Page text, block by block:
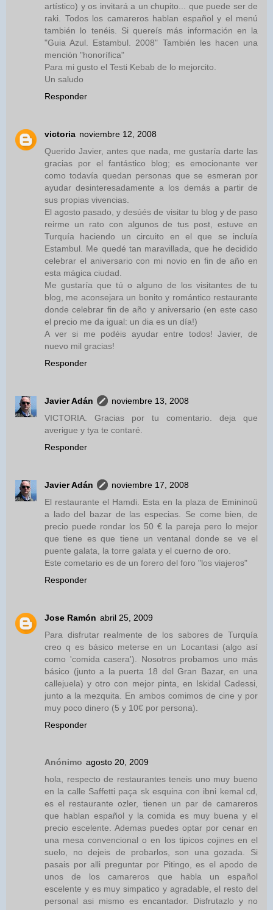
artístico) y os invitará a un chupito... que puede ser de
raki. Todos los camareros hablan español y el menú
también lo tenéis. Si quereís más información en la
"Guia Azul. Estambul. 2008" También les hacen una
mención "honorífica"
Para mi gusto el Testi Kebab de lo mejorcito.
Un saludo
Responder
victoria noviembre 12, 2008
Querido Javier, antes que nada, me gustaría darte las
gracias por el fantástico blog; es emocionante ver
como todavía quedan personas que se esmeran por
ayudar desinteresadamente a los demás a partir de
sus propias vivencias.
El agosto pasado, y desúés de visitar tu blog y de paso
reirme un rato con algunos de tus post, estuve en
Turquía haciendo un circuito en el que se incluía
Estambul. Me quedé tan maravillada, que he decidido
celebrar el aniversario con mi novio en fin de año en
esta mágica ciudad.
Me gustaría que tú o alguno de los visitantes de tu
blog, me aconsejara un bonito y romántico restaurante
donde celebrar fin de año y aniversario (en este caso
el precio me da igual: un dia es un día!)
A ver si me podéis ayudar entre todos! Javier, de
nuevo mil gracias!
Responder
Javier Adán
noviembre 13, 2008
VICTORIA. Gracias por tu comentario. deja que
averigue y tya te contaré.
Responder
Javier Adán
noviembre 17, 2008
El restaurante el Hamdi. Esta en la plaza de Emininoü
a lado del bazar de las especias. Se come bien, de
precio puede rondar los 50 € la pareja pero lo mejor
que tiene es que tiene un ventanal donde se ve el
puente galata, la torre galata y el cuerno de oro.
Este cometario es de un forero del foro "los viajeros"
Responder
Jose Ramón abril 25, 2009
Para disfrutar realmente de los sabores de Turquía
creo q es básico meterse en un Locantasi (algo así
como 'comida casera'). Nosotros probamos uno más
básico (junto a la puerta 18 del Gran Bazar, en una
callejuela) y otro con mejor pinta, en Iskidal Cadessi,
junto a la mezquita. En ambos comimos de cine y por
muy poco dinero (5 y 10€ por persona).
Responder
Anónimo agosto 20, 2009
hola, respecto de restaurantes teneis uno muy bueno
en la calle Saffetti paça sk esquina con ibni kemal cd,
es el restaurante ozler, tienen un par de camareros
que hablan español y la comida es muy buena y el
precio escelente. Ademas puedes optar por cenar en
una mesa convencional o en los tipicos cojines en el
suelo, no dejeis de probarlos, son una gozada. Si
pasais por alli preguntar por Pitingo, es el apodo de
unos de los camareros que habla un español
escelente y es muy simpatico y agradable, el resto del
personal asi mismo es encantador. Disfrutazlo y no